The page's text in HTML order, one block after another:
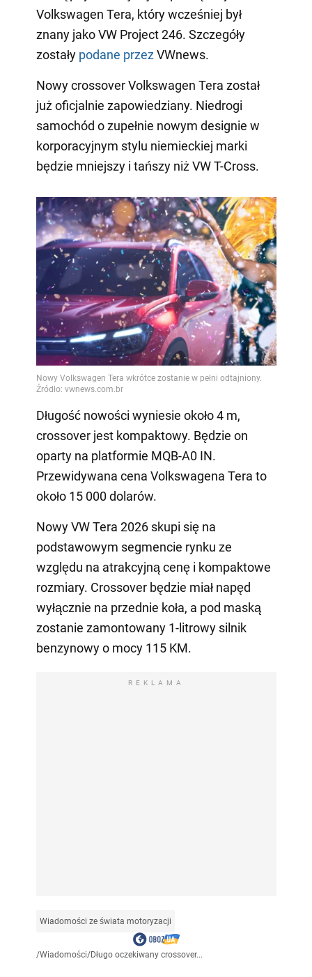
Volkswagen Tera, który wcześniej był
znany jako VW Project 246. Szczegóły
zostały podane przezVWnews.
Nowy crossover Volkswagen Tera został
już oficjalnie zapowiedziany. Niedrogi
samochód o zupełnie nowym designie w
korporacyjnym stylu niemieckiej marki
będzie mniejszy i tańszy niż VW T-Cross.
Długość nowości wyniesie około 4 m,
crossover jest kompaktowy. Będzie on
oparty na platformie MQB-A0 IN.
Przewidywana cena Volkswagena Tera to
około 15 000 dolarów.
Nowy VW Tera 2026 skupi się na
podstawowym segmencie rynku ze
względu na atrakcyjną cenę i kompaktowe
rozmiary. Crossover będzie miał napęd
wyłącznie na przednie koła, a pod maską
zostanie zamontowany 1-litrowy silnik
benzynowy o mocy 115 KM.
REKLAMA
Wiadomości ze świata motoryzacji
/Wiadomości/Długo oczekiwany crossover...